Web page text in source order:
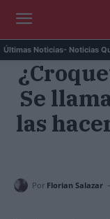
Últimas Noticias- Noticias
The Guardian destapa que
Se
las
Por Florian Salazar -